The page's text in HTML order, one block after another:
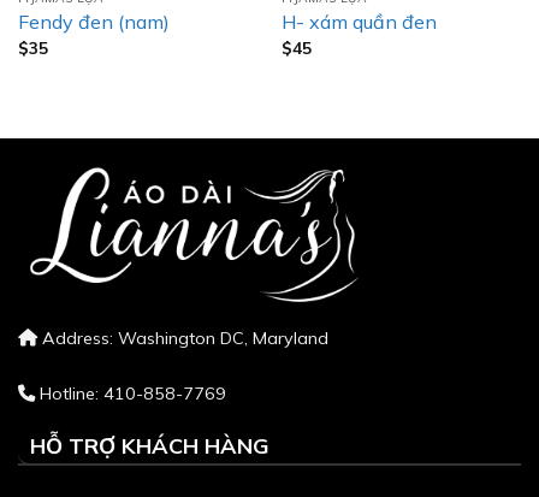
Fendy đen (nam)
$35
H- xám quần đen
$45
Address: Washington DC, Maryland
Hotline: 410-858-7769
HỖ TRỢ KHÁCH HÀNG